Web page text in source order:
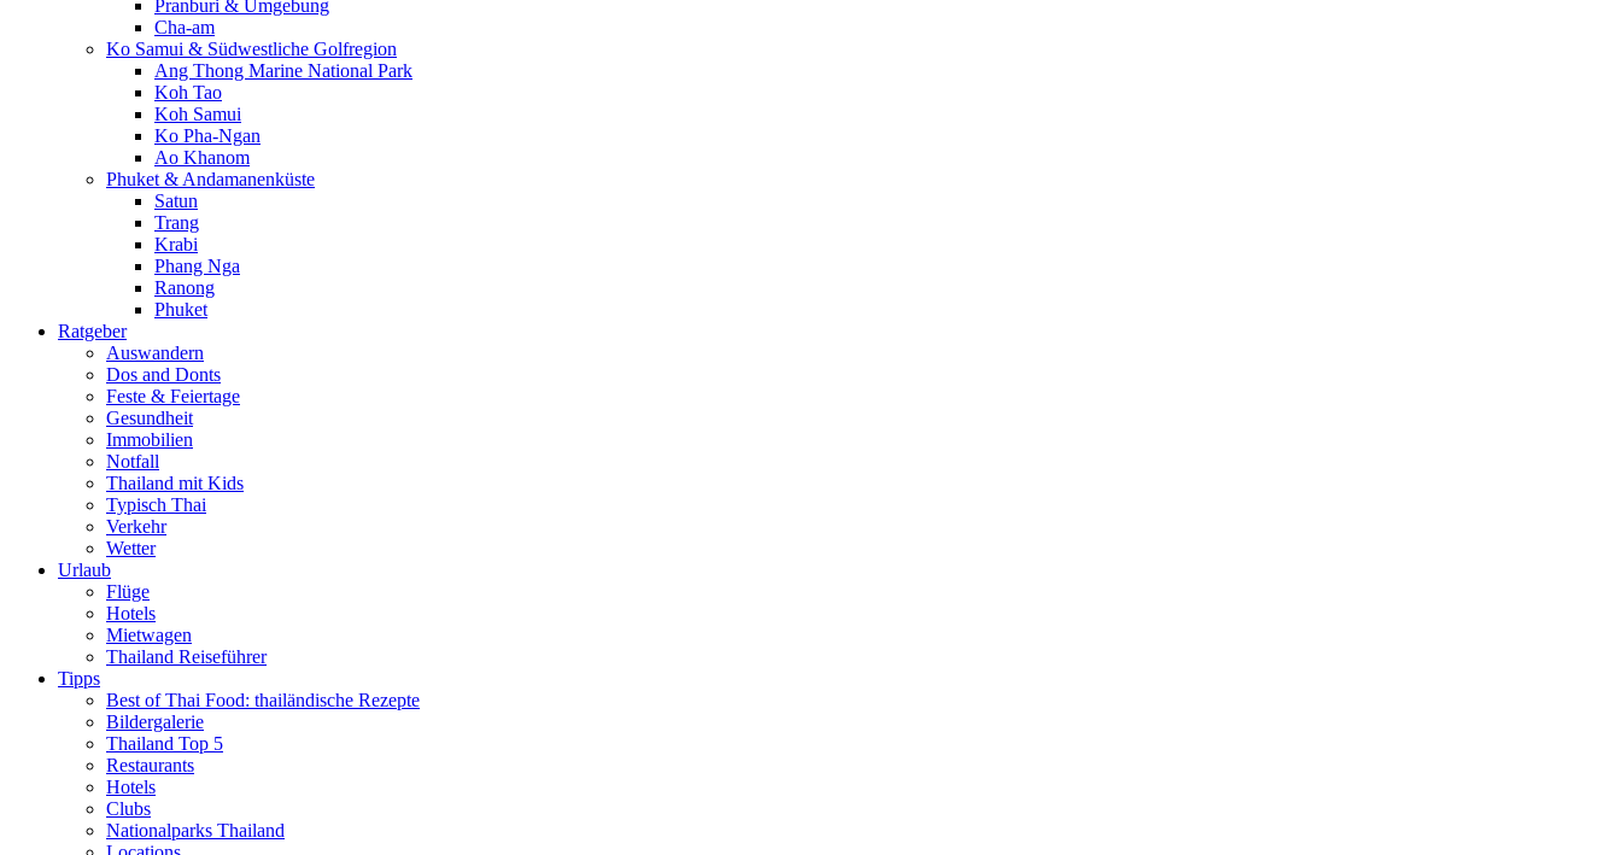
Pranburi & Umgebung
Cha-am
Ko Samui & Südwestliche Golfregion
Ang Thong Marine National Park
Koh Tao
Koh Samui
Ko Pha-Ngan
Ao Khanom
Phuket & Andamanenküste
Satun
Trang
Krabi
Phang Nga
Ranong
Phuket
Ratgeber
Auswandern
Dos and Donts
Feste & Feiertage
Gesundheit
Immobilien
Notfall
Thailand mit Kids
Typisch Thai
Verkehr
Wetter
Urlaub
Flüge
Hotels
Mietwagen
Thailand Reiseführer
Tipps
Best of Thai Food: thailändische Rezepte
Bildergalerie
Thailand Top 5
Restaurants
Hotels
Clubs
Nationalparks Thailand